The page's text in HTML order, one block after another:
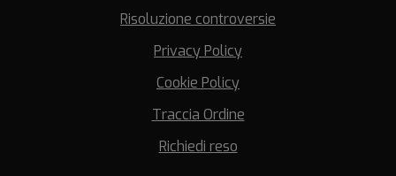
Risoluzione controversie
Privacy Policy
Cookie Policy
Traccia Ordine
Richiedi reso